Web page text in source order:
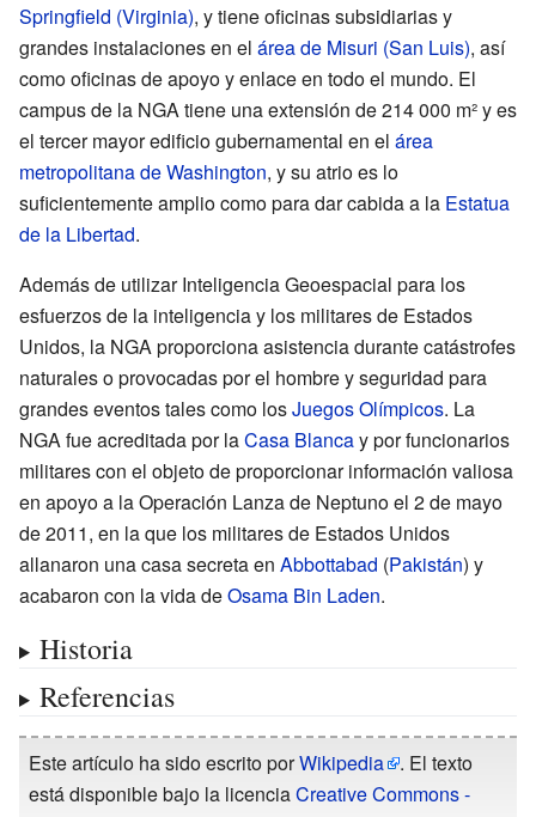
Springfield (Virginia), y tiene oficinas subsidiarias y
grandes instalaciones en el área de Misuri (San Luis), así
como oficinas de apoyo y enlace en todo el mundo. El
campus de la NGA tiene una extensión de 214000 m² y es
el tercer mayor edificio gubernamental en el área
metropolitana de Washington, y su atrio es lo
suficientemente amplio como para dar cabida a la Estatua
de la Libertad.
Además de utilizar Inteligencia Geoespacial para los
esfuerzos de la inteligencia y los militares de Estados
Unidos, la NGA proporciona asistencia durante catástrofes
naturales o provocadas por el hombre y seguridad para
grandes eventos tales como losJuegos Olímpicos. La
NGA fue acreditada por laCasa Blancay por funcionarios
militares con el objeto de proporcionar información valiosa
en apoyo a la Operación Lanza de Neptuno el 2 de mayo
de 2011, en la que los militares de Estados Unidos
allanaron una casa secreta en Abbottabad (Pakistán) y
acabaron con la vida deOsama Bin Laden.
Historia
Referencias
Este artículo ha sido escrito porWikipedia
. El texto
está disponible bajo la licenciaCreative Commons -